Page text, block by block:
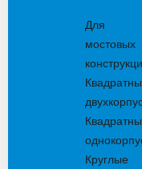
Для
мостовых
Круглые